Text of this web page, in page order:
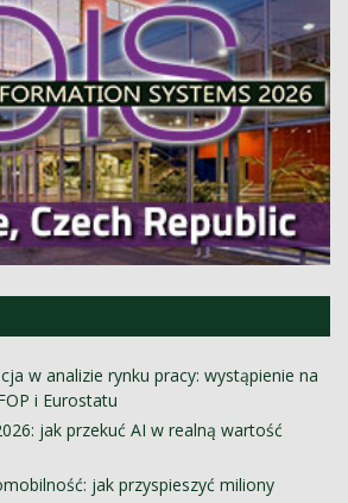
w analizie rynku pracy: wystąpienie na
i Eurostatu
jak przekuć AI w realną wartość
jak przyspieszyć miliony